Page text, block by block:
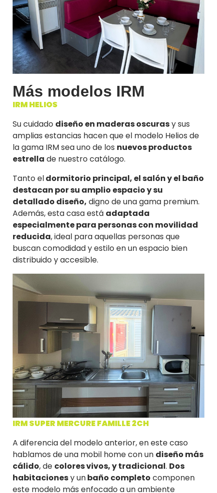
Más modelos IRM
IRM HELIOS
Su cuidado diseño en maderas oscurasy sus
amplias estancias hacen que el modelo Helios de
la gama IRM sea uno de los nuevos productos
estrella de nuestro catálogo.
Tanto eldormitorio principal, el salón y el baño
destacan por su amplio espacio y su
detallado diseño, digno de una gama premium.
Además, esta casa está adaptada
especialmente para personas con movilidad
reducida, ideal para aquellas personas que
buscan comodidad y estilo en un espacio bien
distribuido y accesible.
IRM SUPER MERCURE FAMILLE 2CH
A diferencia del modelo anterior, en este caso
hablamos de una mobil home con un diseño más
cálido, de colores vivos, y tradicional. Dos
habitacionesy unbaño completo componen
este modelo más enfocado a un ambiente